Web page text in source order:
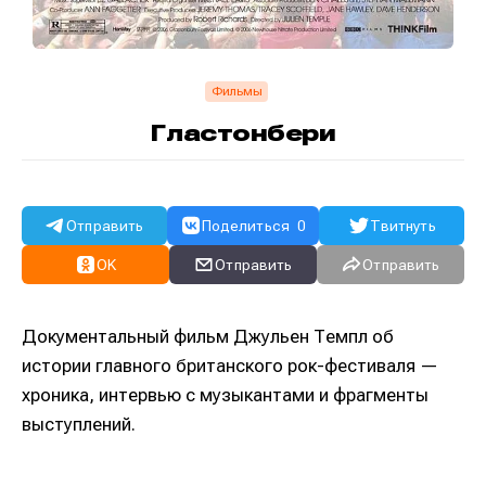
Фильмы
Гластонбери
Отправить Поделиться 0 Твитнуть
OK Отправить Отправить
Документальный фильм Джульен Темпл об
истории главного британского рок-фестиваля —
хроника, интервью с музыкантами и фрагменты
выступлений.